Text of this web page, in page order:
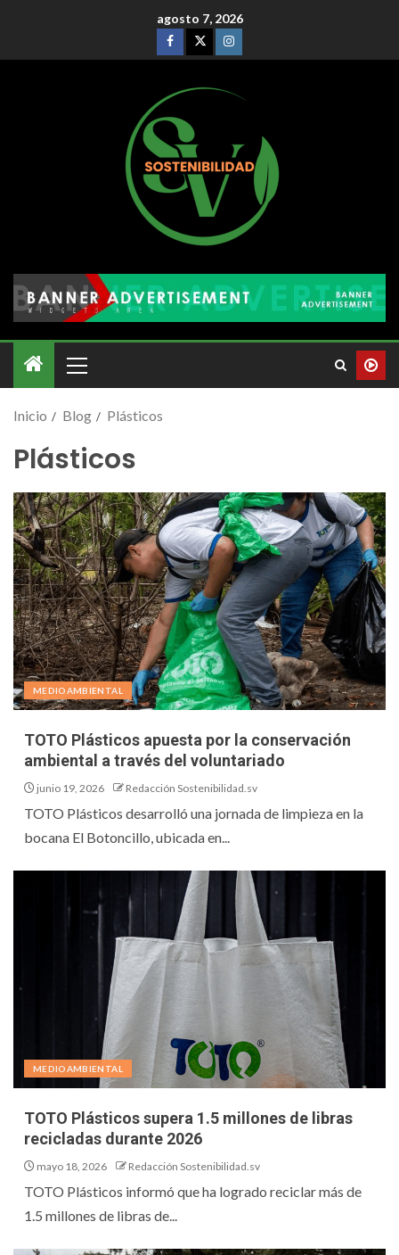
agosto 7, 2026
Inicio Blog Plásticos
Plásticos
MEDIOAMBIENTAL
TOTO Plásticos apuesta por la conservación
ambiental a través del voluntariado
junio 19, 2026 Redacción Sostenibilidad.sv
TOTO Plásticos desarrolló una jornada de limpieza en la
bocana El Botoncillo, ubicada en...
MEDIOAMBIENTAL
TOTO Plásticos supera 1.5 millones de libras
recicladas durante 2026
mayo 18, 2026 Redacción Sostenibilidad.sv
TOTO Plásticos informó que ha logrado reciclar más de
1.5 millones de libras de...